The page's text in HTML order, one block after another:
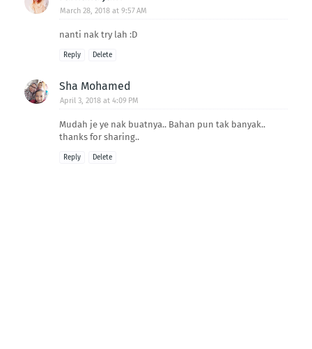
March 28, 2018 at 9:57 AM
nanti nak try lah :D
Reply Delete
Sha Mohamed
April 3, 2018 at 4:09 PM
Mudah je ye nak buatnya.. Bahan pun tak banyak..
thanks for sharing..
Reply Delete